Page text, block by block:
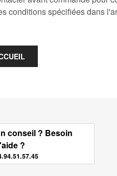
conditions spécifiées dans
conseil ? Besoin
?